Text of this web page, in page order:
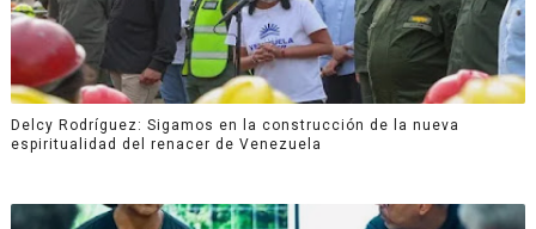
Delcy Rodríguez: Sigamos en la construcción de la nueva
espiritualidad del renacer de Venezuela